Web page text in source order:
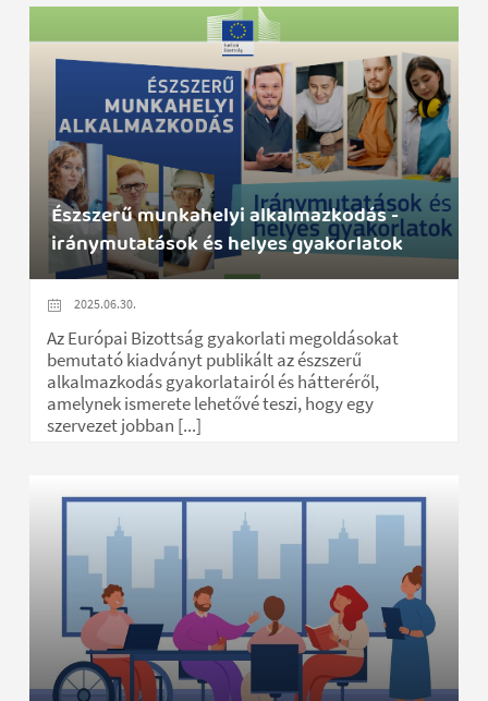
Észszerű munkahelyi alkalmazkodás -
iránymutatások és helyes gyakorlatok
2025.06.30.
Az Európai Bizottság gyakorlati megoldásokat
bemutató kiadványt publikált az észszerű
alkalmazkodás gyakorlatairól és hátteréről,
amelynek ismerete lehetővé teszi, hogy egy
szervezet jobban [...]